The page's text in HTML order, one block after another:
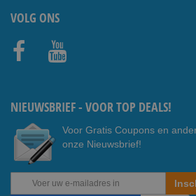
VOLG ONS
NIEUWSBRIEF - VOOR TOP DEALS!
Voor Gratis Coupons en
onze Nieuwsbrief!
Abonneer
u